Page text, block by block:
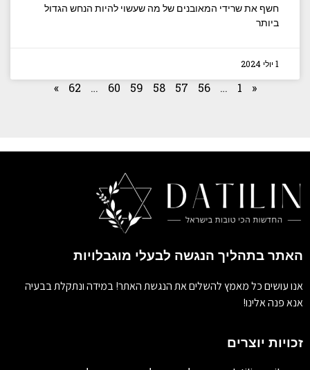
חשף את שרידי המאובנים של מה שעשוי להיות הנחש הגדול
ביותר
1 יולי 2024
«
1
…
56
57
58
59
60
…
62
»
האתר בתהליך הנגשה לבעלי מוגבלויות
אנו עושים כל מאמץ להשלים את הנגשת האתר! במידה ונתקלת בבעיה
אנא פנה אלינו!
זכויות יוצרים